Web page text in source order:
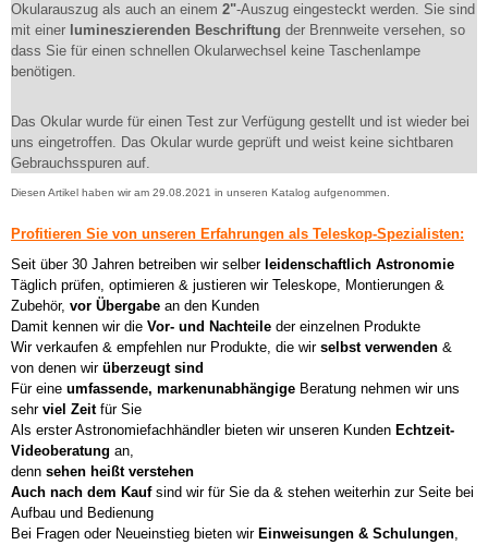
Okularauszug als auch an einem 2"-Auszug eingesteckt werden. Sie sind
mit einer lumineszierenden Beschriftung der Brennweite versehen, so
dass Sie für einen schnellen Okularwechsel keine Taschenlampe
benötigen.
Das Okular wurde für einen Test zur Verfügung gestellt und ist wieder bei
uns eingetroffen. Das Okular wurde geprüft und weist keine sichtbaren
Gebrauchsspuren auf.
Diesen Artikel haben wir am 29.08.2021 in unseren Katalog aufgenommen.
Profitieren Sie von unseren Erfahrungen als Teleskop-Spezialisten:
Seit über 30 Jahren betreiben wir selber leidenschaftlich Astronomie
Täglich prüfen, optimieren & justieren wir Teleskope, Montierungen &
Zubehör, vor Übergabe an den Kunden
Damit kennen wir die Vor- und Nachteile der einzelnen Produkte
Wir verkaufen & empfehlen nur Produkte, die wir selbst verwenden &
von denen wir überzeugt sind
Für eine umfassende, markenunabhängige Beratung nehmen wir uns
sehr viel Zeitfür Sie
Als erster Astronomiefachhändler bieten wir unseren Kunden Echtzeit-
Videoberatung an,
denn sehen heißt verstehen
Auch nach dem Kaufsind wir für Sie da & stehen weiterhin zur Seite bei
Aufbau und Bedienung
Bei Fragen oder Neueinstieg bieten wir Einweisungen & Schulungen,